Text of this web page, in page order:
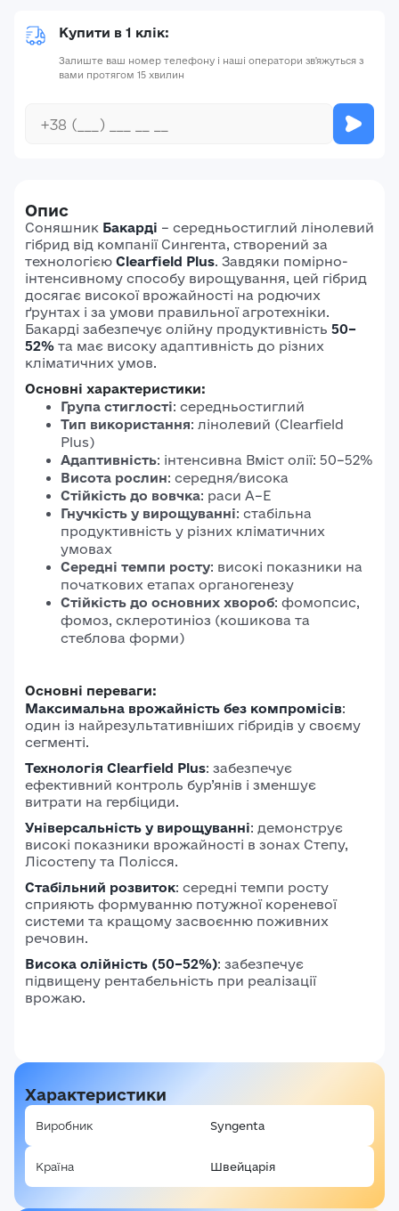
Купити в 1 клік:
Залиште ваш номер телефону і наші оператори зв'яжуться з
вами протягом 15 хвилин
Опис
Соняшник Бакарді – середньостиглий лінолевий
гібрид від компанії Сингента, створений за
технологією Clearfield Plus. Завдяки помірно-
інтенсивному способу вирощування, цей гібрид
досягає високої врожайності на родючих
ґрунтах і за умови правильної агротехніки.
Бакарді забезпечує олійну продуктивність 50–
52% та має високу адаптивність до різних
кліматичних умов.
Основні характеристики:
Група стиглості: середньостиглий
Тип використання: лінолевий (Clearfield
Plus)
Адаптивність: інтенсивна Вміст олії: 50–52%
Висота рослин: середня/висока
Стійкість до вовчка: раси A–E
Гнучкість у вирощуванні: стабільна
продуктивність у різних кліматичних
умовах
Середні темпи росту: високі показники на
початкових етапах органогенезу
Стійкість до основних хвороб: фомопсис,
фомоз, склеротиніоз (кошикова та
стеблова форми)
Основні переваги:
Максимальна врожайність без компромісів:
один із найрезультативніших гібридів у своєму
сегменті.
Технологія Clearfield Plus: забезпечує
ефективний контроль бур’янів і зменшує
витрати на гербіциди.
Універсальність у вирощуванні: демонструє
високі показники врожайності в зонах Степу,
Лісостепу та Полісся.
Стабільний розвиток: середні темпи росту
сприяють формуванню потужної кореневої
системи та кращому засвоєнню поживних
речовин.
Висока олійність (50–52%): забезпечує
підвищену рентабельність при реалізації
врожаю.
Характеристики
Виробник Syngenta
Країна Швейцарія